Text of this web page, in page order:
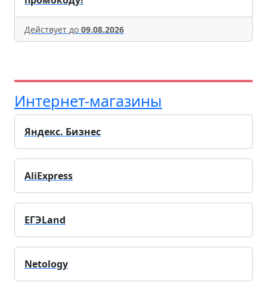
Действует до 09.08.2026
Интернет-магазины
Яндекс. Бизнес
AliExpress
ЕГЭLand
Netology